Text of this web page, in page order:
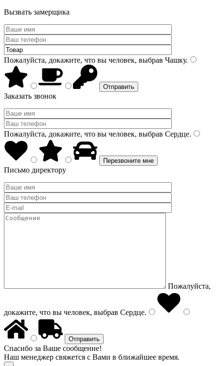
Вызвать замерщика
Пожалуйста, докажите, что вы человек, выбрав Чашку.
Заказать звонок
Пожалуйста, докажите, что вы человек, выбрав Сердце.
Письмо директору
Пожалуйста,
докажите, что вы человек, выбрав Сердце.
Спасибо за Ваше сообщение!
Наш менеджер свяжется с Вами в ближайшее время.